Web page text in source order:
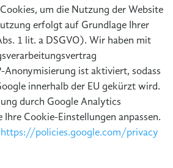
um die Nutzung der Website
erfolgt auf Grundlage Ihrer
1 lit. a DSGVO). Wir haben mit
Anonymisierung ist aktiviert, sodass
innerhalb der EU gekürzt wird.
durch Google Analytics
Ihre Cookie-Einstellungen anpassen.
https://policies.google.com/privacy